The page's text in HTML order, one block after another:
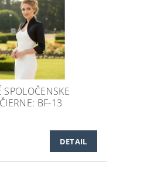
SPOLOČENSKE
BF-13
DETAIL